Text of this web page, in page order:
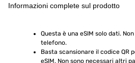
Informazioni complete sul prodotto
Questa è una eSIM solo dati.
telefono.
Basta scansionare il codice QR
eSIM. Non sono necessari altri